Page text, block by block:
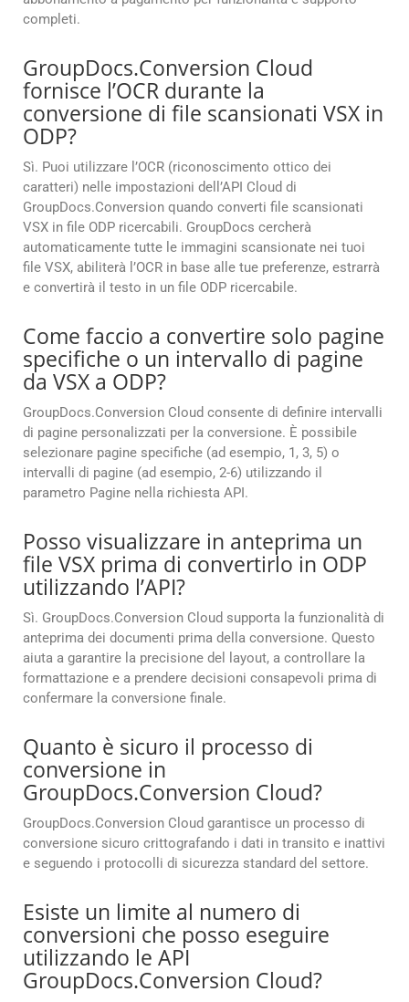
completi.
GroupDocs.Conversion Cloud
fornisce l’OCR durante la
conversione di file scansionati VSX in
ODP?
Sì. Puoi utilizzare l’OCR (riconoscimento ottico dei
caratteri) nelle impostazioni dell’API Cloud di
GroupDocs.Conversion quando converti file scansionati
VSX in file ODP ricercabili. GroupDocs cercherà
automaticamente tutte le immagini scansionate nei tuoi
file VSX, abiliterà l’OCR in base alle tue preferenze, estrarrà
e convertirà il testo in un file ODP ricercabile.
Come faccio a convertire solo pagine
specifiche o un intervallo di pagine
da VSX a ODP?
GroupDocs.Conversion Cloud consente di definire intervalli
di pagine personalizzati per la conversione. È possibile
selezionare pagine specifiche (ad esempio, 1, 3, 5) o
intervalli di pagine (ad esempio, 2-6) utilizzando il
parametro Pagine nella richiesta API.
Posso visualizzare in anteprima un
file VSX prima di convertirlo in ODP
utilizzando l’API?
Sì. GroupDocs.Conversion Cloud supporta la funzionalità di
anteprima dei documenti prima della conversione. Questo
aiuta a garantire la precisione del layout, a controllare la
formattazione e a prendere decisioni consapevoli prima di
confermare la conversione finale.
Quanto è sicuro il processo di
conversione in
GroupDocs.Conversion Cloud?
GroupDocs.Conversion Cloud garantisce un processo di
conversione sicuro crittografando i dati in transito e inattivi
e seguendo i protocolli di sicurezza standard del settore.
Esiste un limite al numero di
conversioni che posso eseguire
utilizzando le API
GroupDocs.Conversion Cloud?